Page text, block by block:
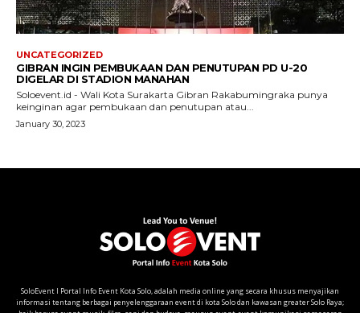
SoloEvent I Portal Info Event Kota Solo, adalah media online yang secara khusus menyajikan
informasi tentang berbagai penyelenggaraan event di kota Solo dan kawasan greater Solo Raya;